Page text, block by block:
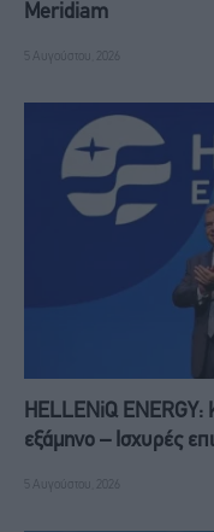
Meridiam
5 Αυγούστου, 2026
HELLENiQ
εξάμηνο – Ισχυρές
5 Αυγούστου, 2026